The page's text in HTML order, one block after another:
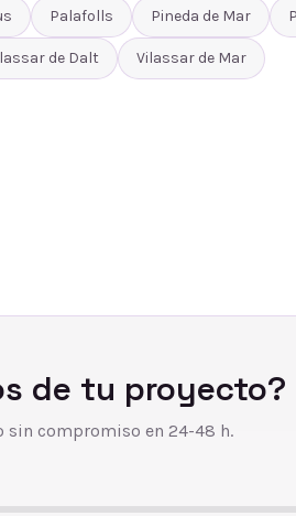
Palafolls Pineda de Mar
de Dalt Vilassar de Mar
de tu proyecto?
sin compromiso en 24-48 h.